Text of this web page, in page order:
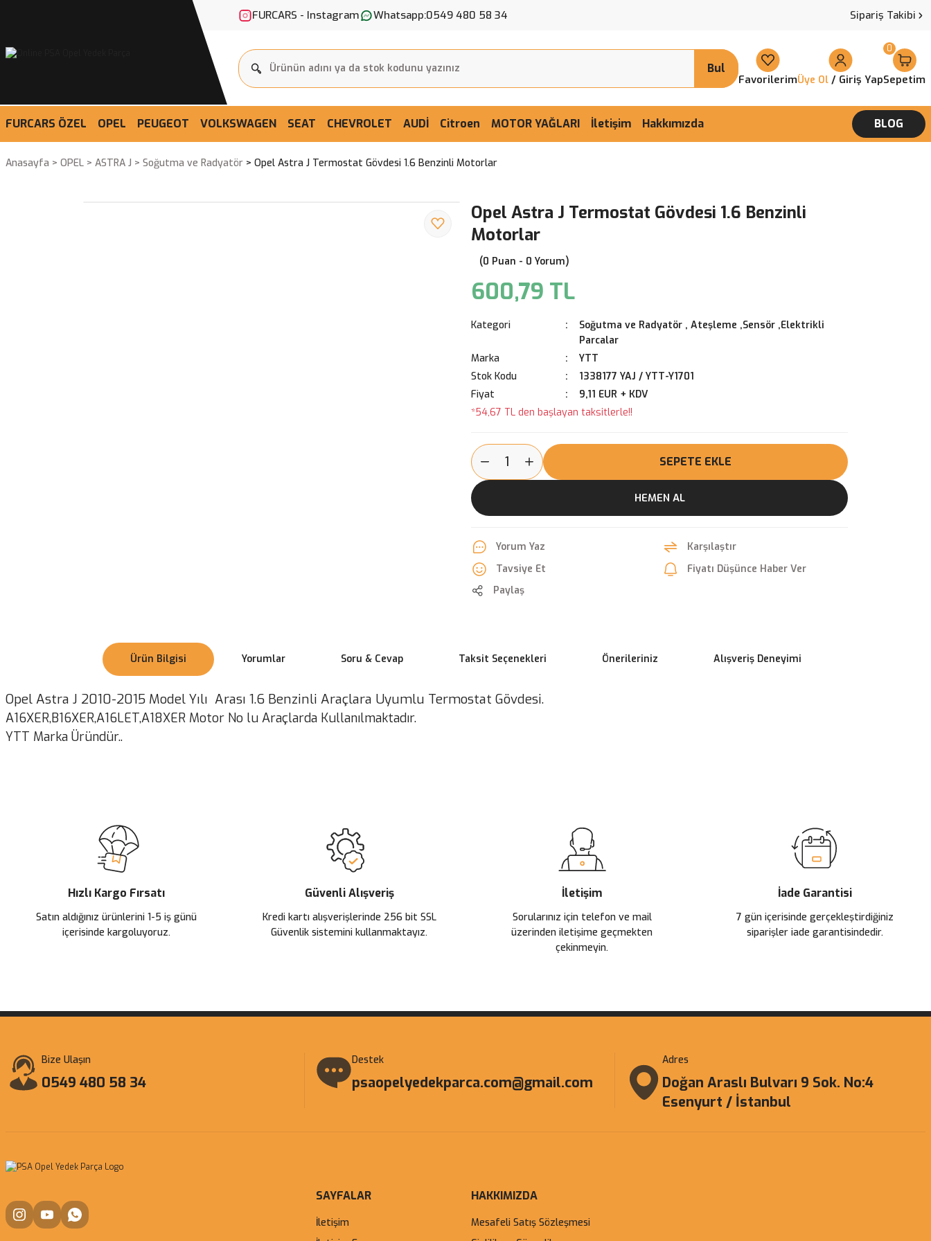
FURCARS - Instagram Whatsapp:0549 480 58 34 Sipariş Takibi
Bul
FavorilerimÜye Ol / Giriş YapSepetim
0
FURCARS ÖZEL OPEL PEUGEOT VOLKSWAGEN SEAT CHEVROLET AUDİ Citroen MOTOR YAĞLARI İletişim Hakkımızda BLOG
Anasayfa OPEL ASTRA J Soğutma ve Radyatör Opel Astra J Termostat Gövdesi 1.6 Benzinli Motorlar
Opel Astra J Termostat Gövdesi 1.6 Benzinli
Motorlar
(0 Puan - 0 Yorum)
600,79 TL
Kategori Soğutma ve Radyatör , Ateşleme ,Sensör ,Elektrikli
Parcalar
Marka
YTT
Stok Kodu
1338177 YAJ / YTT-Y1701
Fiyat
9,11 EUR + KDV
*54,67 TL den başlayan taksitlerle!!
SEPETE EKLE
HEMEN AL
Yorum Yaz
Karşılaştır
Tavsiye Et
Fiyatı Düşünce Haber Ver
Paylaş
Ürün Bilgisi Yorumlar Soru & Cevap Taksit Seçenekleri Önerileriniz Alışveriş Deneyimi
Opel Astra J 2010-2015 Model Yılı Arası 1.6 Benzinli Araçlara Uyumlu Termostat Gövdesi.
A16XER,B16XER,A16LET,A18XER Motor No lu Araçlarda Kullanılmaktadır.
YTT Marka Üründür..
Ürün açıklamasında eksik bilgiler bulunuyor.
Ürün bilgilerinde hatalar bulunuyor.
Ürün fiyatı diğer sitelerden daha pahalı.
Bu ürüne benzer farklı alternatifler olmalı.
Hızlı Kargo Fırsatı
Satın aldığınız ürünlerini 1-5 iş günü
içerisinde kargoluyoruz.
Güvenli Alışveriş
Kredi kartı alışverişlerinde 256 bit SSL
Güvenlik sistemini kullanmaktayız.
İletişim
Sorularınız için telefon ve mail
üzerinden iletişime geçmekten
çekinmeyin.
İade Garantisi
7 gün içerisinde gerçekleştirdiğiniz
siparişler iade garantisindedir.
Bize Ulaşın
0549 480 58 34
Destek
psaopelyedekparca.com@gmail.com
Adres
Doğan Araslı Bulvarı 9 Sok. No:4
Esenyurt / İstanbul
SAYFALAR
İletişim
HAKKIMIZDA
Mesafeli Satış Sözleşmesi